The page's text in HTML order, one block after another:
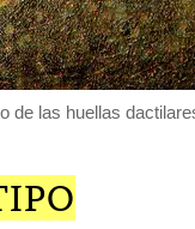
de las huellas